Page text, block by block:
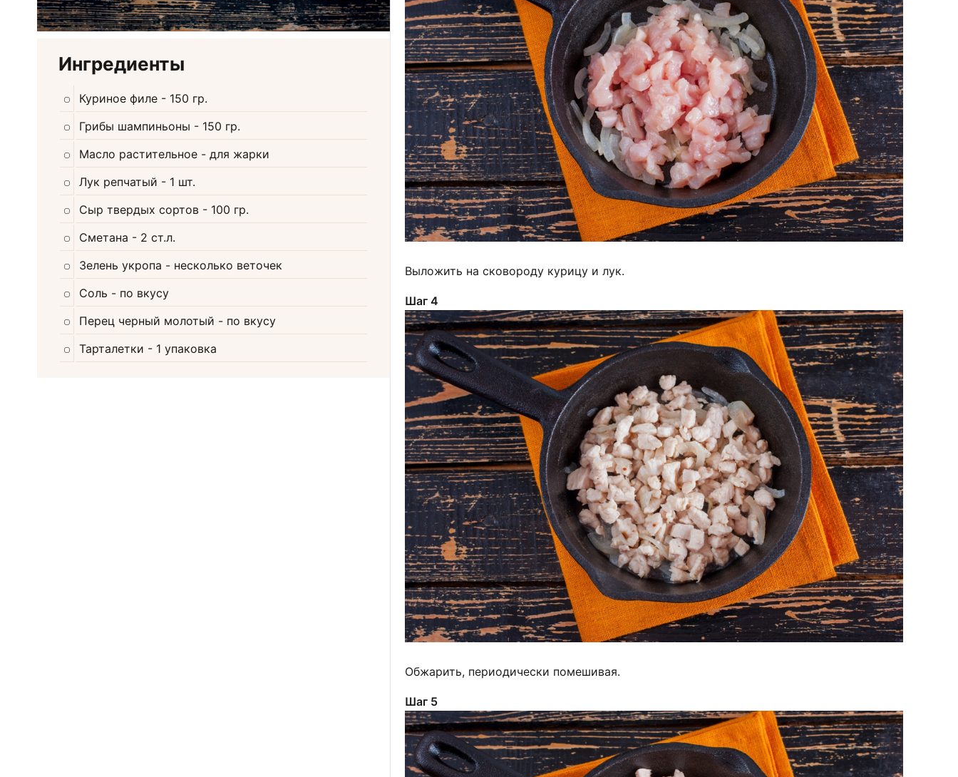
Ингредиенты
Куриное филе - 150 гр.
Грибы шампиньоны - 150 гр.
Масло растительное - для жарки
Лук репчатый - 1 шт.
Сыр твердых сортов - 100 гр.
Сметана - 2 ст.л.
Зелень укропа - несколько веточек
Соль - по вкусу
Перец черный молотый - по вкусу
Тарталетки - 1 упаковка
Выложить на сковороду курицу и лук.
Шаг 4
Обжарить, периодически помешивая.
Шаг 5